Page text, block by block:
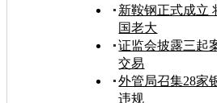
新鞍钢正式成立
国老大
证监会披露三起
交易
外管局召集28家
违规